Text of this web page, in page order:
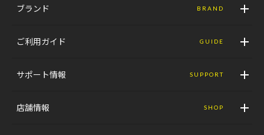
ブランド BRAND
ご利用ガイド GUIDE
サポート情報 SUPPORT
店舗情報 SHOP